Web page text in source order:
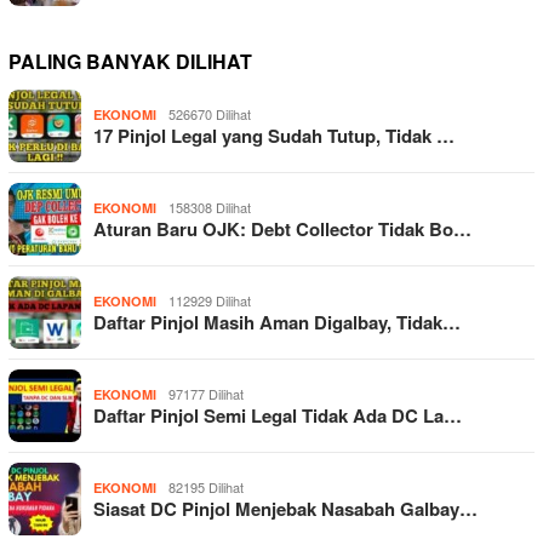
PALING BANYAK DILIHAT
EKONOMI 526670 Dilihat
17 Pinjol Legal yang Sudah Tutup, Tidak …
EKONOMI 158308 Dilihat
Aturan Baru OJK: Debt Collector Tidak Bo…
EKONOMI 112929 Dilihat
Daftar Pinjol Masih Aman Digalbay, Tidak…
EKONOMI 97177 Dilihat
Daftar Pinjol Semi Legal Tidak Ada DC La…
EKONOMI 82195 Dilihat
Siasat DC Pinjol Menjebak Nasabah Galbay…